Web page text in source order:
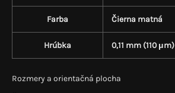
Farba Čierna matná
Hrúbka 0,11 mm (110 μm)
Rozmery a orientačná plocha